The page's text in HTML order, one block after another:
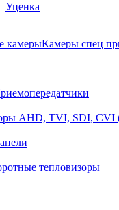
Уценка
камерыКамеры спец
AHD, TVI, SDI,
тепловизоры